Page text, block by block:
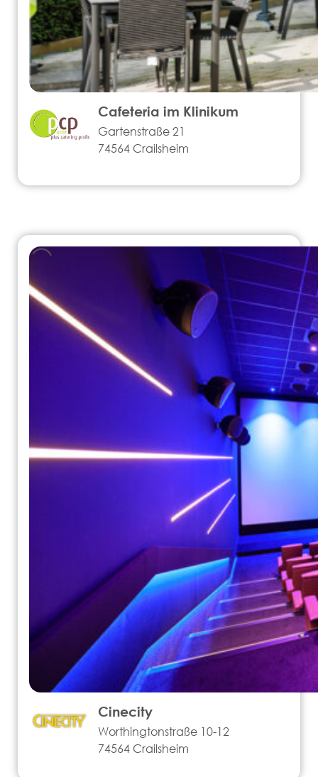
Cafeteria im Klinikum
Gartenstraße 21
74564 Crailsheim
Cinecity
Worthingtonstraße 10-12
74564 Crailsheim